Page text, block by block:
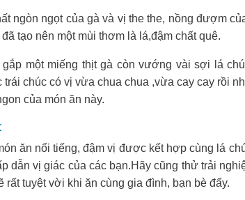
ngòn ngọt của gà và vị the the, nồng đượm
tạo nên một mùi thơm là lá,đậm chất quê.
gắp một miếng thịt gà còn vướng vài sợi lá
trái chúc có vị vừa chua chua ,vừa cay cay rồi
của món ăn này.
ăn nổi tiếng, đậm vị được kết hợp cùng lá
dẫn vị giác của các bạn.Hãy cũng thử trải
rất tuyệt vời khi ăn cùng gia đình, bạn bè đấy.